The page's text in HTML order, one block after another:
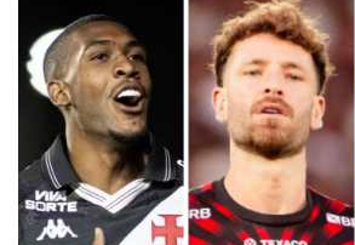
Desenvolvido
Hesea
Tecnologia
Sistemas